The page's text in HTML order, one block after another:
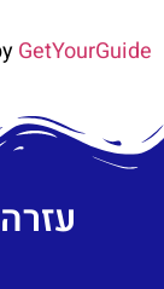
GetYourGuide